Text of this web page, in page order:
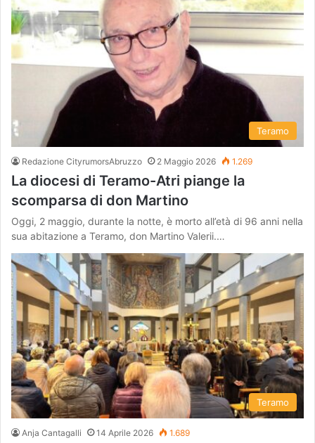
Teramo
Redazione CityrumorsAbruzzo 2 Maggio 2026 1.269
La diocesi di Teramo-Atri piange la
scomparsa di don Martino
Oggi, 2 maggio, durante la notte, è morto all’età di 96 anni nella
sua abitazione a Teramo, don Martino Valerii.…
Teramo
Anja Cantagalli 14 Aprile 2026 1.689